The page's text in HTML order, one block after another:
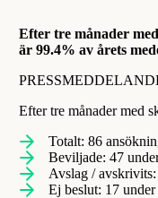
Efter tre månader
är 99.4% av årets
Efter tre månader med
Totalt: 86
Beviljade: 47
Avslag /
Ej beslut: 17